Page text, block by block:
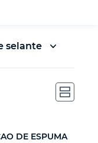
selante
DE ESPUMA